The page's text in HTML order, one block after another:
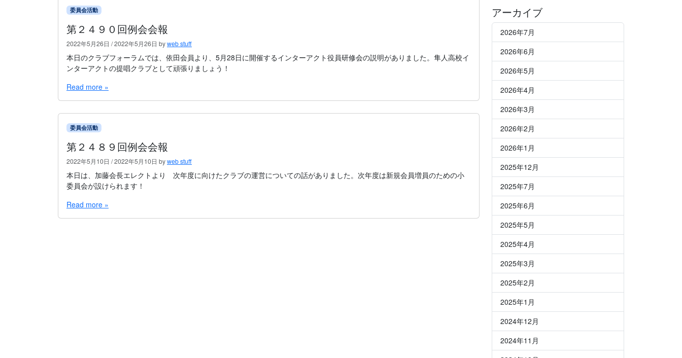
委員会活動
第２４９０回例会会報
2022年5月26日 /2022年5月26日 byweb stuff
本日のクラブフォーラムでは、依田会員より、5月28日に開催するインターアクト役員研修会の説明がありました。隼人高校イ
ンターアクトの提唱クラブとして頑張りましょう！
Read more »
委員会活動
第２４８９回例会会報
2022年5月10日 /2022年5月10日 byweb stuff
本日は、加藤会長エレクトより 次年度に向けたクラブの運営についての話がありました。次年度は新規会員増員のための小
委員会が設けられます！
Read more »
アーカイブ
2026年7月
2026年6月
2026年5月
2026年4月
2026年3月
2026年2月
2026年1月
2025年12月
2025年7月
2025年6月
2025年5月
2025年4月
2025年3月
2025年2月
2025年1月
2024年12月
2024年11月